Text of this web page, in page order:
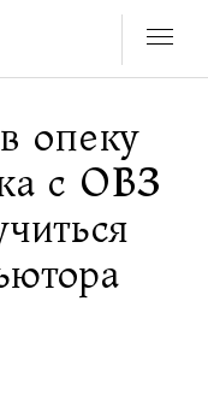
опеку
с ОВЗ